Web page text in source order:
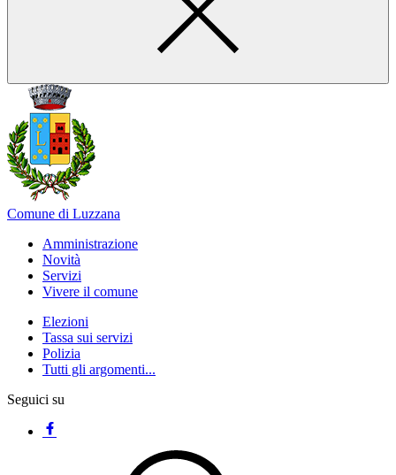
Comune di Luzzana
Amministrazione
Novità
Servizi
Vivere il comune
Elezioni
Tassa sui servizi
Polizia
Tutti gli argomenti...
Seguici su